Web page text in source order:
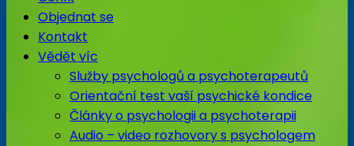
Objednat se
Kontakt
Vědět víc
Služby psychologů a psychoterapeutů
Orientační test vaší psychické kondice
Články o psychologii a psychoterapii
Audio – video rozhovory s psychologem